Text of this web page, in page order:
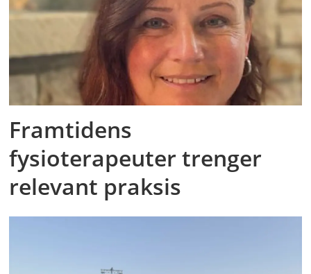
Framtidens
fysioterapeuter trenger
relevant praksis